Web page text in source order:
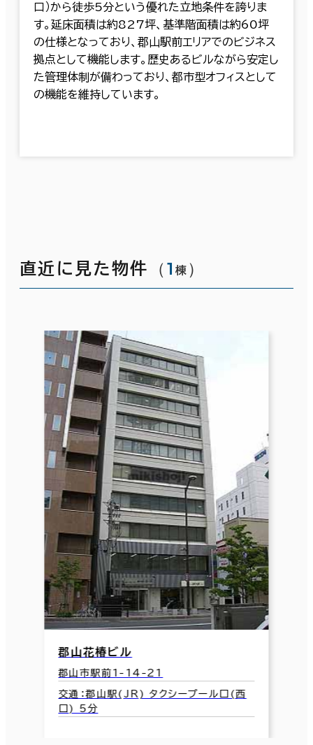
口）から徒歩5分という優れた立地条件を誇りま
す。延床面積は約827坪、基準階面積は約60坪
の仕様となっており、郡山駅前エリアでのビジネス
拠点として機能します。歴史あるビルながら安定し
た管理体制が備わっており、都市型オフィスとして
の機能を維持しています。
直近に見た物件 （1 棟 ）
郡山花椿ビル
郡山市駅前1-14-21
交通：郡山駅(JR) タクシープール口(西
口) 5分